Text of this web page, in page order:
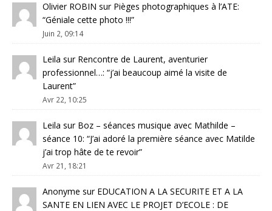
Olivier ROBIN sur Pièges photographiques à l’ATE:
“Géniale cette photo !!!”
Juin 2, 09:14
Leila sur Rencontre de Laurent, aventurier
professionnel…: “j’ai beaucoup aimé la visite de
Laurent”
Avr 22, 10:25
Leila sur Boz – séances musique avec Mathilde –
séance 10: “J’ai adoré la première séance avec Matilde
j’ai trop hâte de te revoir”
Avr 21, 18:21
Anonyme sur EDUCATION A LA SECURITE ET A LA
SANTE EN LIEN AVEC LE PROJET D’ECOLE : DE